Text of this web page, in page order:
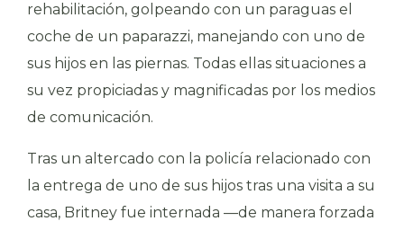
rehabilitación, golpeando con un paraguas el
coche de un paparazzi, manejando con uno de
sus hijos en las piernas. Todas ellas situaciones a
su vez propiciadas y magnificadas por los medios
de comunicación.
Tras un altercado con la policía relacionado con
la entrega de uno de sus hijos tras una visita a su
casa, Britney fue internada —de manera forzada